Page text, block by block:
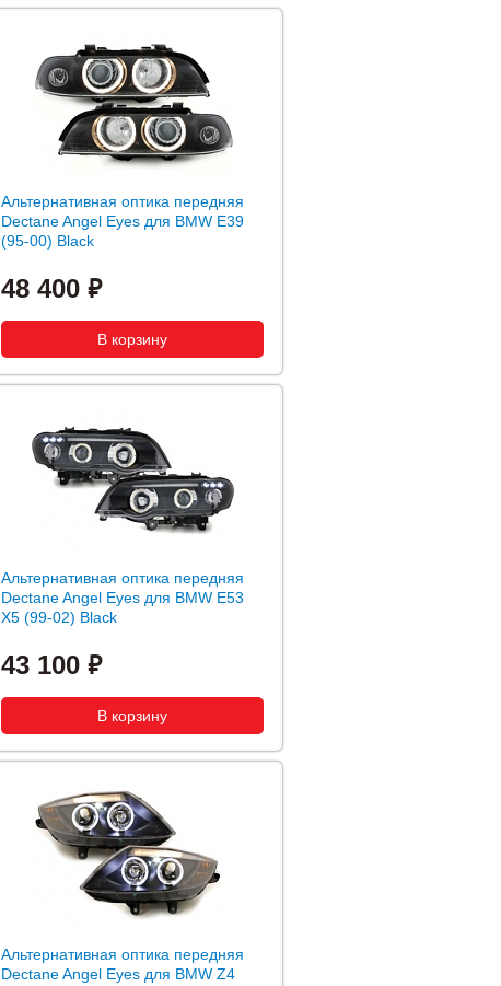
Альтернативная оптика передняя
Dectane Angel Eyes для BMW E39
(95-00) Black
48 400
Альтернативная оптика передняя
Dectane Angel Eyes для BMW E53
X5 (99-02) Black
43 100
Альтернативная оптика передняя
Dectane Angel Eyes для BMW Z4